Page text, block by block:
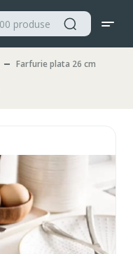
Farfurie plata 26 cm